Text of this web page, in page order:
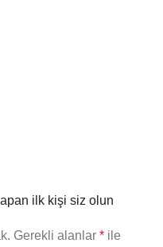
ilk kişi siz olun
Gerekli alanlar * ile